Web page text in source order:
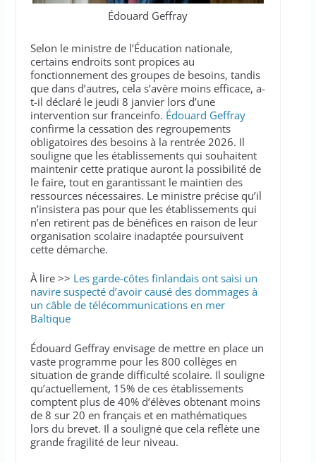
Édouard Geffray
Selon le ministre de l’Éducation nationale,
certains endroits sont propices au
fonctionnement des groupes de besoins, tandis
que dans d’autres, cela s’avère moins efficace, a-
t-il déclaré le jeudi 8 janvier lors d’une
intervention sur franceinfo. Édouard Geffray
confirme la cessation des regroupements
obligatoires des besoins à la rentrée 2026. Il
souligne que les établissements qui souhaitent
maintenir cette pratique auront la possibilité de
le faire, tout en garantissant le maintien des
ressources nécessaires. Le ministre précise qu’il
n’insistera pas pour que les établissements qui
n’en retirent pas de bénéfices en raison de leur
organisation scolaire inadaptée poursuivent
cette démarche.
À lire >> Les garde-côtes finlandais ont saisi un
navire suspecté d’avoir causé des dommages à
un câble de télécommunications en mer
Baltique
Édouard Geffray envisage de mettre en place un
vaste programme pour les 800 collèges en
situation de grande difficulté scolaire. Il souligne
qu’actuellement, 15% de ces établissements
comptent plus de 40% d’élèves obtenant moins
de 8 sur 20 en français et en mathématiques
lors du brevet. Il a souligné que cela reflète une
grande fragilité de leur niveau.